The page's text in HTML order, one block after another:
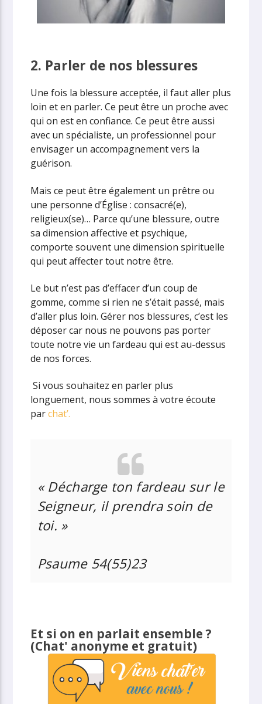
2. Parler de nos blessures
Une fois la blessure acceptée, il faut aller plus
loin et en parler. Ce peut être un proche avec
qui on est en confiance. Ce peut être aussi
avec un spécialiste, un professionnel pour
envisager un accompagnement vers la
guérison.
Mais ce peut être également un prêtre ou
une personne d’Église : consacré(e),
religieux(se)… Parce qu’une blessure, outre
sa dimension affective et psychique,
comporte souvent une dimension spirituelle
qui peut affecter tout notre être.
Le but n’est pas d’effacer d’un coup de
gomme, comme si rien ne s’était passé, mais
d’aller plus loin. Gérer nos blessures, c’est les
déposer car nous ne pouvons pas porter
toute notre vie un fardeau qui est au-dessus
de nos forces.
Si vous souhaitez en parler plus
longuement, nous sommes à votre écoute
parchat’.
« Décharge ton fardeau sur le
Seigneur, il prendra soin de
toi. »
Psaume 54(55)23
Et si on en parlait ensemble ?
(Chat' anonyme et gratuit)